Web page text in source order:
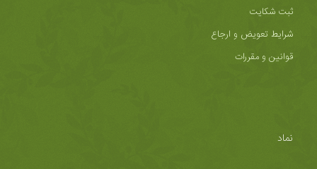
ثبت شکایت
شرایط تعویض و ارجاع
قوانین و مقررات
نماد